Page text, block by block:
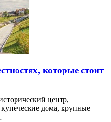
которые стоит
центр,
дома, крупные